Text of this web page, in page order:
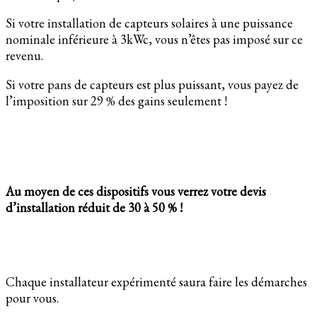
Si votre installation de capteurs solaires à une puissance
nominale inférieure à 3kWc, vous n’êtes pas imposé sur ce
revenu.
Si votre pans de capteurs est plus puissant, vous payez de
l’imposition sur 29 % des gains seulement !
Au moyen de ces dispositifs vous verrez votre devis
d’installation réduit de 30 à 50 % !
Chaque installateur expérimenté saura faire les démarches
pour vous.